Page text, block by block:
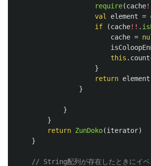
require(cache
val
element =
if
(cache!! .
cache =
this . count
}
return element
}
}
}
return ZunDoko(iterator)
}
// String配列が存在したときにイ